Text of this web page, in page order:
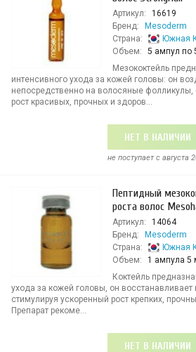
Артикул:
16619
Бренд:
Mesoderm
Страна:
Южная
Объем:
5 ампул по
Мезококтейль
интенсивного ухода за кожей головы: он
непосредственно на волосяные фолликулы,
рост красивых, прочных и здоров...
НЕТ В НАЛИЧИИ
не поступает c августа
Пептидный
роста волос
Артикул:
14064
Бренд:
Mesoderm
Страна:
Южная
Объем:
1 ампула 5
Коктейль
ухода за кожей головы, он
стимулируя ускоренный рост крепких,
Препарат рекоме...
НЕТ В НАЛИЧИИ